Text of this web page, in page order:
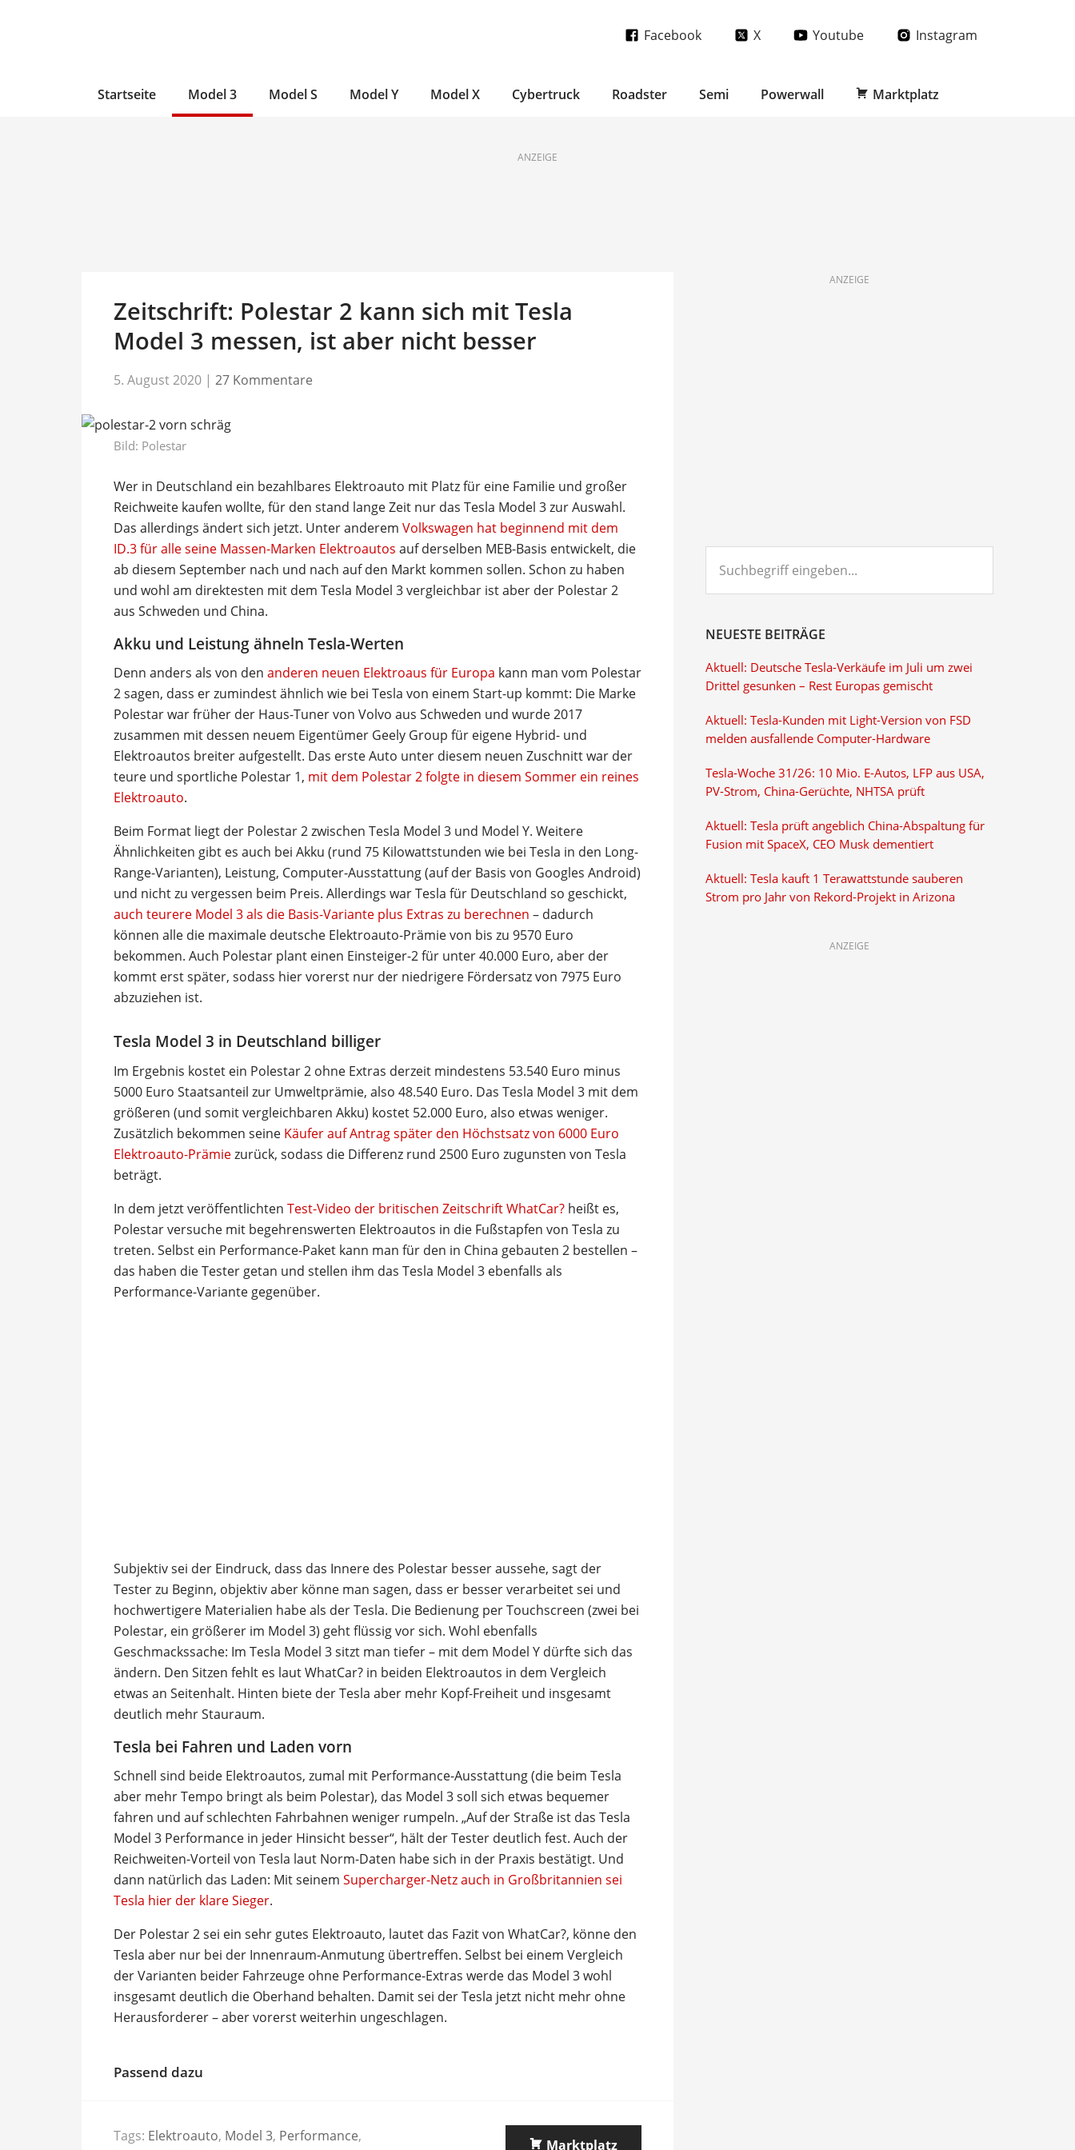
Facebook X Youtube Instagram
Startseite Model 3 Model S Model Y Model X Cybertruck Roadster Semi Powerwall Marktplatz
ANZEIGE
Zeitschrift: Polestar 2 kann sich mit Tesla
Model 3 messen, ist aber nicht besser
5. August 2020 | 27 Kommentare
Bild: Polestar
Wer in Deutschland ein bezahlbares Elektroauto mit Platz für eine Familie und großer
Reichweite kaufen wollte, für den stand lange Zeit nur das Tesla Model 3 zur Auswahl.
Das allerdings ändert sich jetzt. Unter anderem Volkswagen hat beginnend mit dem
ID.3 für alle seine Massen-Marken Elektroautos auf derselben MEB-Basis entwickelt, die
ab diesem September nach und nach auf den Markt kommen sollen. Schon zu haben
und wohl am direktesten mit dem Tesla Model 3 vergleichbar ist aber der Polestar 2
aus Schweden und China.
Akku und Leistung ähneln Tesla-Werten
Denn anders als von den anderen neuen Elektroaus für Europa kann man vom Polestar
2 sagen, dass er zumindest ähnlich wie bei Tesla von einem Start-up kommt: Die Marke
Polestar war früher der Haus-Tuner von Volvo aus Schweden und wurde 2017
zusammen mit dessen neuem Eigentümer Geely Group für eigene Hybrid- und
Elektroautos breiter aufgestellt. Das erste Auto unter diesem neuen Zuschnitt war der
teure und sportliche Polestar 1, mit dem Polestar 2 folgte in diesem Sommer ein reines
Elektroauto.
Beim Format liegt der Polestar 2 zwischen Tesla Model 3 und Model Y. Weitere
Ähnlichkeiten gibt es auch bei Akku (rund 75 Kilowattstunden wie bei Tesla in den Long-
Range-Varianten), Leistung, Computer-Ausstattung (auf der Basis von Googles Android)
und nicht zu vergessen beim Preis. Allerdings war Tesla für Deutschland so geschickt,
auch teurere Model 3 als die Basis-Variante plus Extras zu berechnen – dadurch
können alle die maximale deutsche Elektroauto-Prämie von bis zu 9570 Euro
bekommen. Auch Polestar plant einen Einsteiger-2 für unter 40.000 Euro, aber der
kommt erst später, sodass hier vorerst nur der niedrigere Fördersatz von 7975 Euro
abzuziehen ist.
Tesla Model 3 in Deutschland billiger
Im Ergebnis kostet ein Polestar 2 ohne Extras derzeit mindestens 53.540 Euro minus
5000 Euro Staatsanteil zur Umweltprämie, also 48.540 Euro. Das Tesla Model 3 mit dem
größeren (und somit vergleichbaren Akku) kostet 52.000 Euro, also etwas weniger.
Zusätzlich bekommen seine Käufer auf Antrag später den Höchstsatz von 6000 Euro
Elektroauto-Prämiezurück, sodass die Differenz rund 2500 Euro zugunsten von Tesla
beträgt.
In dem jetzt veröffentlichten Test-Video der britischen Zeitschrift WhatCar? heißt es,
Polestar versuche mit begehrenswerten Elektroautos in die Fußstapfen von Tesla zu
treten. Selbst ein Performance-Paket kann man für den in China gebauten 2 bestellen –
das haben die Tester getan und stellen ihm das Tesla Model 3 ebenfalls als
Performance-Variante gegenüber.
Subjektiv sei der Eindruck, dass das Innere des Polestar besser aussehe, sagt der
Tester zu Beginn, objektiv aber könne man sagen, dass er besser verarbeitet sei und
hochwertigere Materialien habe als der Tesla. Die Bedienung per Touchscreen (zwei bei
Polestar, ein größerer im Model 3) geht flüssig vor sich. Wohl ebenfalls
Geschmackssache: Im Tesla Model 3 sitzt man tiefer – mit dem Model Y dürfte sich das
ändern. Den Sitzen fehlt es laut WhatCar? in beiden Elektroautos in dem Vergleich
etwas an Seitenhalt. Hinten biete der Tesla aber mehr Kopf-Freiheit und insgesamt
deutlich mehr Stauraum.
Tesla bei Fahren und Laden vorn
Schnell sind beide Elektroautos, zumal mit Performance-Ausstattung (die beim Tesla
aber mehr Tempo bringt als beim Polestar), das Model 3 soll sich etwas bequemer
fahren und auf schlechten Fahrbahnen weniger rumpeln. „Auf der Straße ist das Tesla
Model 3 Performance in jeder Hinsicht besser“, hält der Tester deutlich fest. Auch der
Reichweiten-Vorteil von Tesla laut Norm-Daten habe sich in der Praxis bestätigt. Und
dann natürlich das Laden: Mit seinem Supercharger-Netz auch in Großbritannien sei
Tesla hier der klare Sieger.
Der Polestar 2 sei ein sehr gutes Elektroauto, lautet das Fazit von WhatCar?, könne den
Tesla aber nur bei der Innenraum-Anmutung übertreffen. Selbst bei einem Vergleich
der Varianten beider Fahrzeuge ohne Performance-Extras werde das Model 3 wohl
insgesamt deutlich die Oberhand behalten. Damit sei der Tesla jetzt nicht mehr ohne
Herausforderer – aber vorerst weiterhin ungeschlagen.
Passend dazu
Tags: Elektroauto, Model 3, Performance,
Marktplatz
ANZEIGE
eingeben...
NEUESTE BEITRÄGE
Aktuell: Deutsche Tesla-Verkäufe im Juli um zwei
Drittel gesunken – Rest Europas gemischt
Aktuell: Tesla-Kunden mit Light-Version von FSD
melden ausfallende Computer-Hardware
Tesla-Woche 31/26: 10 Mio. E-Autos, LFP aus USA,
PV-Strom, China-Gerüchte, NHTSA prüft
Aktuell: Tesla prüft angeblich China-Abspaltung für
Fusion mit SpaceX, CEO Musk dementiert
Aktuell: Tesla kauft 1 Terawattstunde sauberen
Strom pro Jahr von Rekord-Projekt in Arizona
ANZEIGE